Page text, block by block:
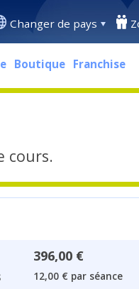
Changer de pays
Boutique Franchise
cours.
396,00 €
12,00 € par séance